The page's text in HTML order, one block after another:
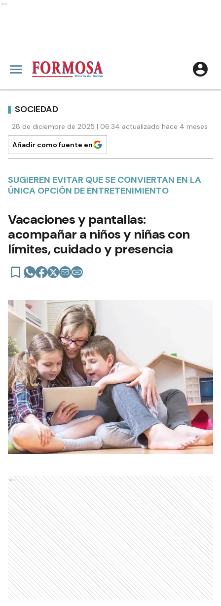
Ads
SOCIEDAD
28 de diciembre de 2025 | 06:34 actualizado hace 4 meses
Añadir como fuente en
SUGIEREN EVITAR QUE SE CONVIERTAN EN LA
ÚNICA OPCIÓN DE ENTRETENIMIENTO
Vacaciones y pantallas:
acompañar a niños y niñas con
límites, cuidado y presencia
Ads